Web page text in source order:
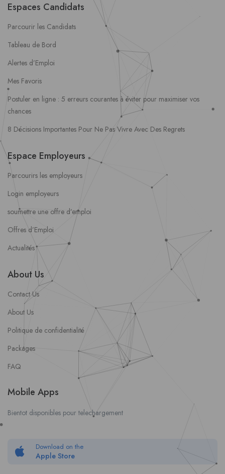
Espaces Candidats
Parcourir les Candidats
Tableau de Bord
Alertes d’Emploi
Mes Favoris
Postuler en ligne : 5 erreurs courantes à éviter pour maximiser vos
chances
8 Décisions Importantes Pour Ne Pas Vivre Avec Des Regrets
Espace Employeurs
Parcourirs les employeurs
Login employeurs
soumettre une offre d’emploi
Offres d’Emploi
Actualités
About Us
Contact Us
About Us
Politique de confidentialité
Packages
FAQ
Mobile Apps
Bientot disponibles pour telechargement
Download on the
Apple Store